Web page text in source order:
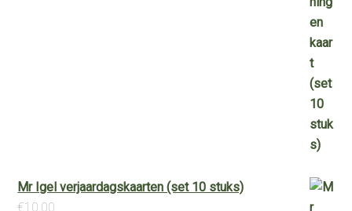
Mr Igel verjaardagskaarten (set 10 stuks)
€10.00